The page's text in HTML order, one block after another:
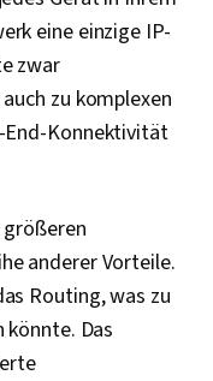
eine einzige IP-
zwar
zu komplexen
End-Konnektivität
anderer Vorteile.
Routing, was zu
Das